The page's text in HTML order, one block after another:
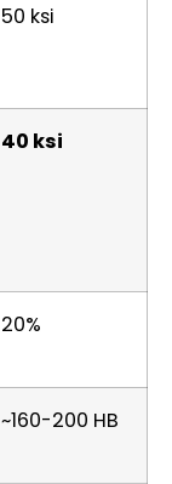
50 ksi
40 ksi
20%
~160-200 HB